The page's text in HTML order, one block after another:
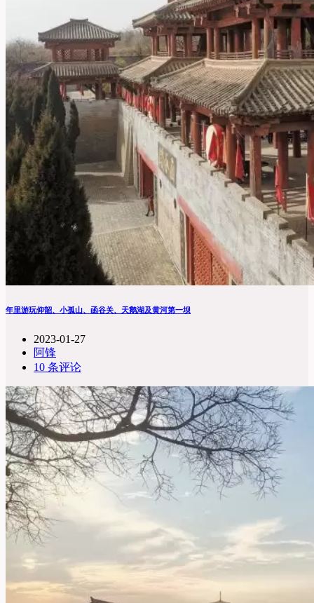
年里游玩仰韶、小孤山、函谷关、天鹅湖及黄河第一坝
2023-01-27
阿锋
10 条评论